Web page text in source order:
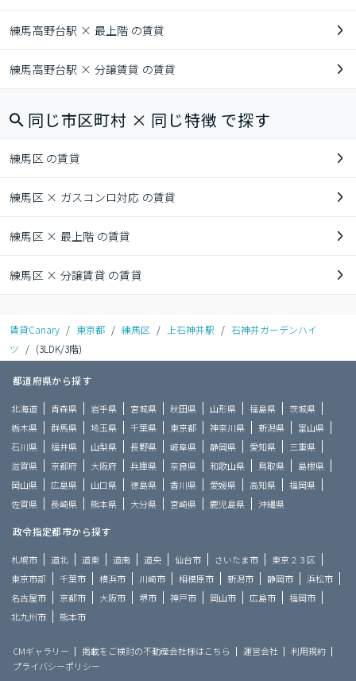
練馬高野台駅 × 最上階 の賃貸
練馬高野台駅 × 分譲賃貸 の賃貸
同じ市区町村 × 同じ特徴 で探す
練馬区 の賃貸
練馬区 × ガスコンロ対応 の賃貸
練馬区 × 最上階 の賃貸
練馬区 × 分譲賃貸 の賃貸
賃貸Canary / 東京都 / 練馬区 / 上石神井駅 / 石神井ガーデンハイ
ツ / (3LDK/3階)
都道府県から探す
北海道 青森県 岩手県 宮城県 秋田県 山形県 福島県
茨城県
栃木県
群馬県 埼玉県 千葉県 東京都 神奈川県 新潟県
富山県
石川県
福井県 山梨県 長野県 岐阜県 静岡県 愛知県
三重県
滋賀県
京都府 大阪府 兵庫県 奈良県 和歌山県 鳥取県
島根県
岡山県
広島県 山口県 徳島県 香川県 愛媛県 高知県
福岡県
佐賀県
長崎県 熊本県 大分県 宮崎県 鹿児島県 沖縄県
政令指定都市から探す
札幌市 道北 道東 道南 道央 仙台市 さいたま市
東京２３区
東京市部
千葉市 横浜市 川崎市 相模原市 新潟市 静岡市
浜松市
名古屋市
京都市 大阪市 堺市 神戸市 岡山市 広島市
福岡市
北九州市
熊本市
CMギャラリー 掲載をご検討の不動産会社様はこちら 運営会社
利用規約
プライバシーポリシー